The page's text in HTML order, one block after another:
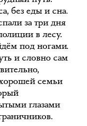
без еды и сна.
за три дня
в лесу.
под ногами.
и словно сам
семьи
глазами